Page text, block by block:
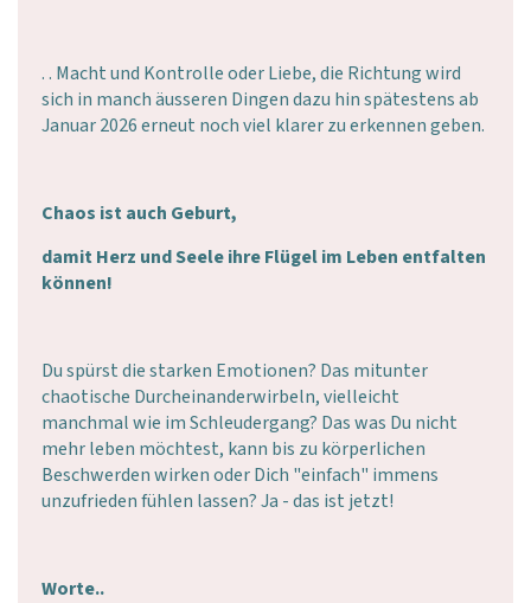
. . Macht und Kontrolle oder Liebe, die Richtung wird
sich in manch äusseren Dingen dazu hin spätestens ab
Januar 2026 erneut noch viel klarer zu erkennen geben.
Chaos ist auch Geburt,
damit Herz und Seele ihre Flügel im Leben entfalten
können!
Du spürst die starken Emotionen? Das mitunter
chaotische Durcheinanderwirbeln, vielleicht
manchmal wie im Schleudergang? Das was Du nicht
mehr leben möchtest, kann bis zu körperlichen
Beschwerden wirken oder Dich "einfach" immens
unzufrieden fühlen lassen? Ja - das ist jetzt!
Worte..